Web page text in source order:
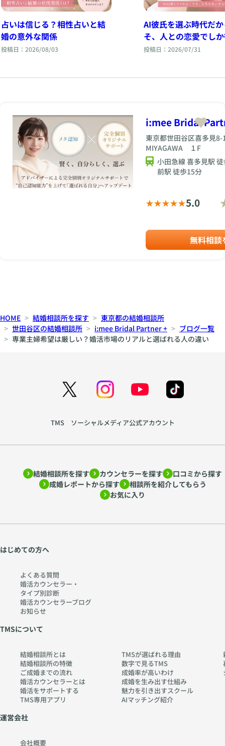
占いは信じる？相性占いと結
婚の意外な関係
投稿日：2026/08/03
AI彼氏を選ぶ時代だ
そ、人との恋愛でし
ないもの。
投稿日：2026/07/31
i:mee Bridal
東京都世田谷区喜多
MIYAGAWA １F
小田急線 喜多見駅
前駅 徒歩15分
5.0
無料相談
HOME 結婚相談所を探す
東京都の結婚相談所
世田谷区の結婚相談所
i:mee Bridal Partner +
ブログ一覧
専業主婦希望は厳しい？婚活市場のリアルと選ばれる人の違い
TMS ソーシャルメディア公式アカウント
結婚相談所を探す カウンセラーを探す
口コミから探す
成婚レポートから探す
相談所を紹介してもらう
お気に入り
はじめての方へ
よくある質問
婚活カウンセラー・
タイプ別診断
婚活カウンセラーブログ
お知らせ
TMSについて
結婚相談所とは
結婚相談所の特徴
ご成婚までの流れ
婚活カウンセラーとは
婚活をサポートする
TMS専用アプリ
TMSが選ばれる理由
数字で見るTMS
成婚率が高いわけ
成婚を生み出す仕組み
魅力を引き出すスクール
AIマッチング紹介
運営会社
会社概要